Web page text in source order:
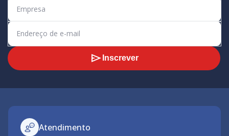
Inscrever
Atendimento